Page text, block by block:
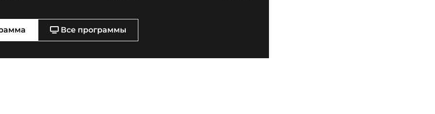
Все программы